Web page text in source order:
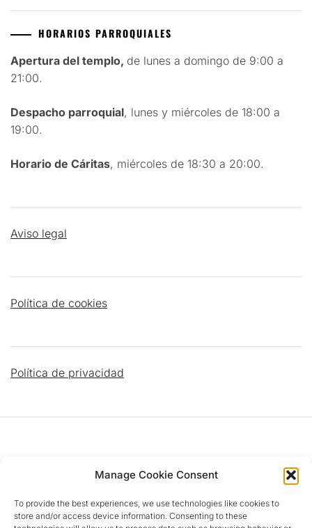
Manage Cookie Consent
To provide the best experiences, we use technologies like cookies to
store and/or access device information. Consenting to these
HORARIOS PARROQUIALES
Apertura del templo, de lunes a domingo de 9:00 a
21:00.
Despacho parroquial, lunes y miércoles de 18:00 a
19:00.
Horario de Cáritas, miércoles de 18:30 a 20:00.
Aviso legal
Política de cookies
Política de privacidad
DATOS PARROQUIALES
Dirección: C/ Islas Cíes, 4 28924 Alcorcón (MADRID)
Teléfono Parroquia:‎+34 916 11 31 28